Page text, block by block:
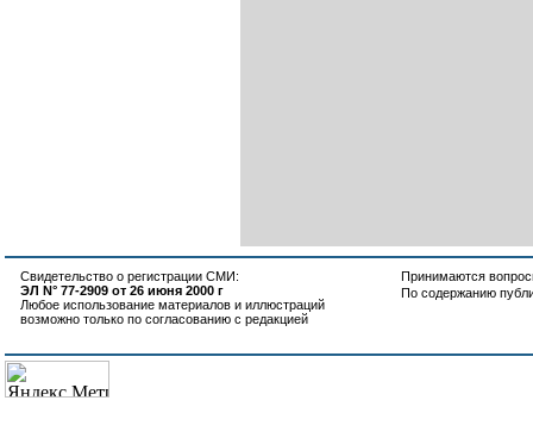
Свидетельство о регистрации СМИ:
ЭЛ N° 77-2909 от 26 июня 2000 г
Любое использование материалов и иллюстраций
возможно только по согласованию с редакцией
Принимаются
По содержанию